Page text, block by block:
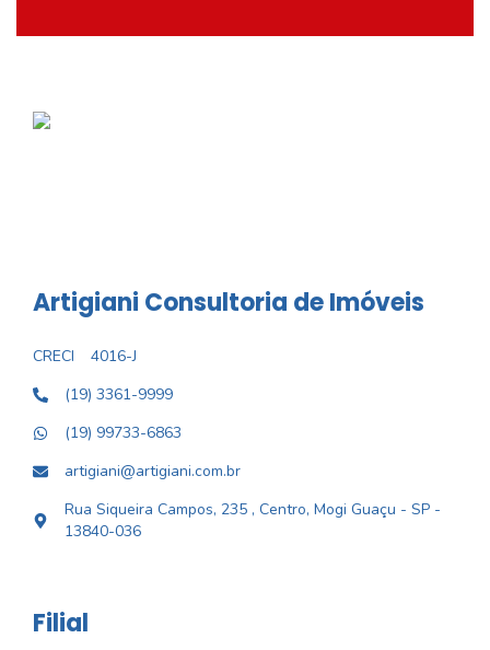
Artigiani Consultoria de Imóveis
CRECI
4016-J
(19) 3361-9999
(19) 99733-6863
artigiani@artigiani.com.br
Rua Siqueira Campos, 235 , Centro, Mogi Guaçu - SP -
13840-036
Filial